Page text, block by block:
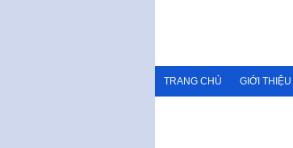
TRANG CHỦ GIỚI THIỆU